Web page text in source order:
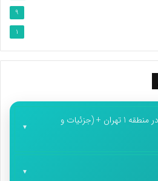
9
1
بهترین کلینیک های زیبایی در منطقه 1 تهران + (جزئیات و